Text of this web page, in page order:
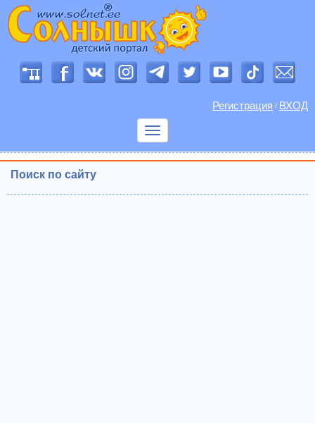
Регистрация / ВХОД
Показать
Поиск по сайту